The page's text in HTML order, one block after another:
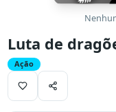
Luta de
Ação